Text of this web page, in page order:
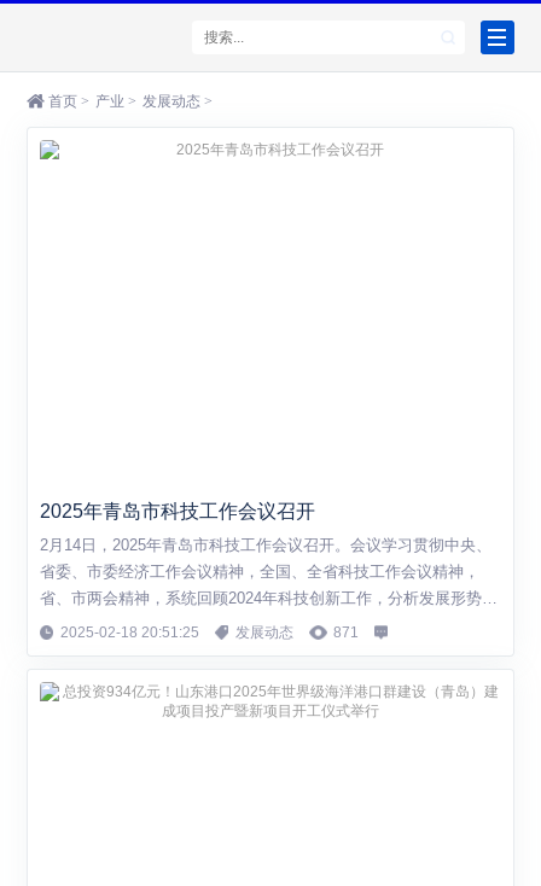
首页 > 产业 > 发展动态 >
2025年青岛市科技工作会议召开
2月14日，2025年青岛市科技工作会议召开。会议学习贯彻中央、
省委、市委经济工作会议精神，全国、全省科技工作会议精神，
省、市两会精神，系统回顾2024年科技创新工作，分析发展形势、
总结交流经验，谋划部署2025年科技创新重点任务。 会议传达了
技创新引领新质生产力发展奋力...
2025-02-18 20:51:25 发展动态 871